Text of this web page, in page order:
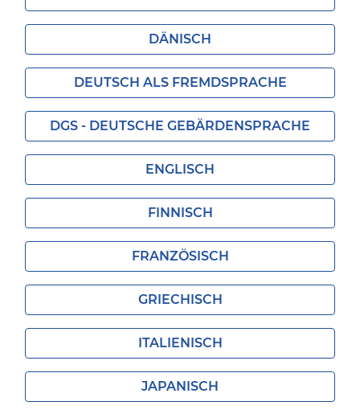
DÄNISCH
DEUTSCH ALS FREMDSPRACHE
DGS - DEUTSCHE GEBÄRDENSPRACHE
ENGLISCH
FINNISCH
FRANZÖSISCH
GRIECHISCH
ITALIENISCH
JAPANISCH